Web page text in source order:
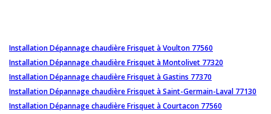
Installation Dépannage chaudière Frisquet à Voulton 77560
Installation Dépannage chaudière Frisquet à Montolivet 77320
Installation Dépannage chaudière Frisquet à Gastins 77370
Installation Dépannage chaudière Frisquet à Saint-Germain-Laval 77130
Installation Dépannage chaudière Frisquet à Courtacon 77560